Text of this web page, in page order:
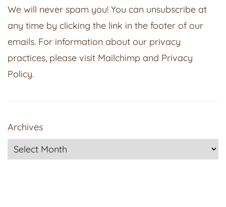
We will never spam you! You can unsubscribe at
any time by clicking the link in the footer of our
emails. For information about our privacy
practices, please visit Mailchimp and Privacy
Policy.
Archives